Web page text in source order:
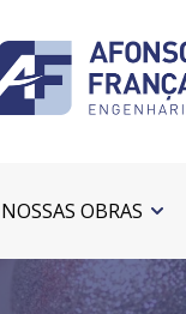
NOSSAS OBRAS